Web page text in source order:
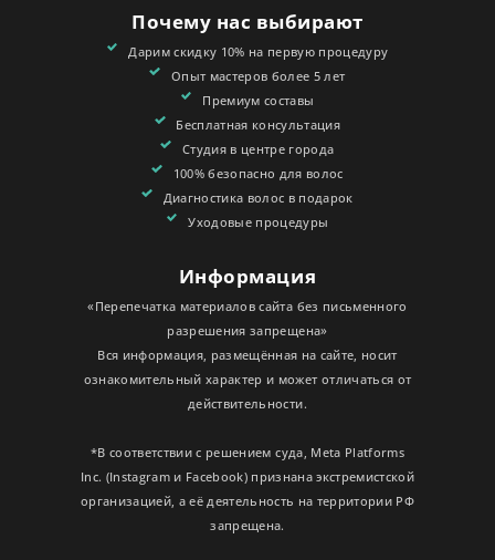
КОНТАКТЫПочему нас выбирают
Дарим скидку 10% на первую процедуру
Опыт мастеров более 5 лет
Премиум составы
Бесплатная консультация
Студия в центре города
100% безопасно для волос
Диагностика волос в подарок
Уходовые процедуры
Информация
«Перепечатка материалов сайта без письменного
разрешения запрещена»
Вся информация, размещённая на сайте, носит
ознакомительный характер и может отличаться от
действительности.
*В соответствии с решением суда, Meta Platforms
Inc. (Instagram и Facebook) признана экстремистской
организацией, а её деятельность на территории РФ
запрещена.